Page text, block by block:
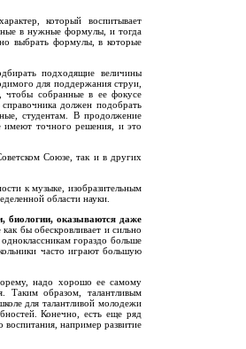
который воспитывает
в нужные формулы, и тогда
выбрать формулы, в которые
подходящие величины
для поддержания струи,
чтобы собранные в ее фокусе
должен подобрать
студентам. В продолжение
имеют точного решения, и это
Союзе, так и в других
к музыке, изобразительным
области науки.
биологии, оказываются даже
бы обескровливает и сильно
гораздо больше
часто играют большую
надо хорошо ее самому
Таким образом, талантливым
для талантливой молодежи
Конечно, есть еще ряд
воспитания, например развитие